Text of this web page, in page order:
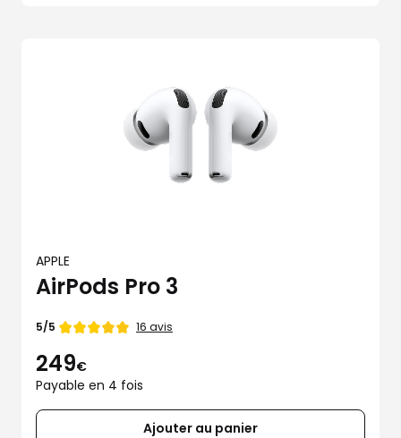
APPLE
AirPods Pro 3
Note
5/5 16 avis
249€
Payable en 4 fois
Ajouter au panier